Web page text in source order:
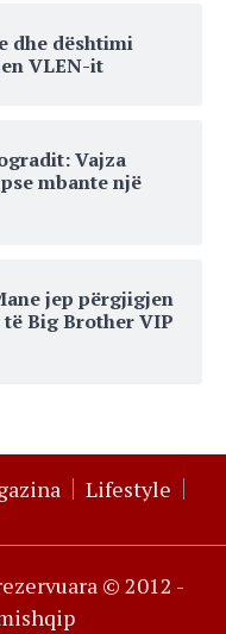
dhe dështimi
VLEN-it
Vajza
mbante një
jep përgjigjen
Big Brother VIP
Lifestyle
© 2012 -